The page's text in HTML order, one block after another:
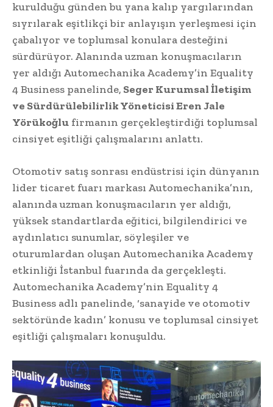
kurulduğu günden bu yana kalıp yargılarından
sıyrılarak eşitlikçi bir anlayışın yerleşmesi için
çabalıyor ve toplumsal konulara desteğini
sürdürüyor. Alanında uzman konuşmacıların
yer aldığı Automechanika Academy’in Equality
4 Business panelinde, Seger Kurumsal İletişim
ve Sürdürülebilirlik Yöneticisi Eren Jale
Yörükoğlu firmanın gerçekleştirdiği toplumsal
cinsiyet eşitliği çalışmalarını anlattı.
Otomotiv satış sonrası endüstrisi için dünyanın
lider ticaret fuarı markası Automechanika’nın,
alanında uzman konuşmacıların yer aldığı,
yüksek standartlarda eğitici, bilgilendirici ve
aydınlatıcı sunumlar, söyleşiler ve
oturumlardan oluşan Automechanika Academy
etkinliği İstanbul fuarında da gerçekleşti.
Automechanika Academy’nin Equality 4
Business adlı panelinde, ‘sanayide ve otomotiv
sektöründe kadın’ konusu ve toplumsal cinsiyet
eşitliği çalışmaları konuşuldu.